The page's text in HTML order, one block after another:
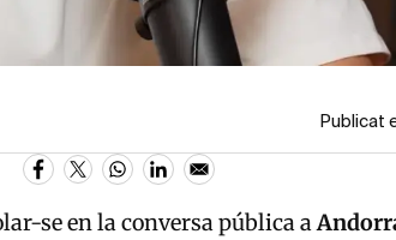
Publicat
se en la conversa pública a